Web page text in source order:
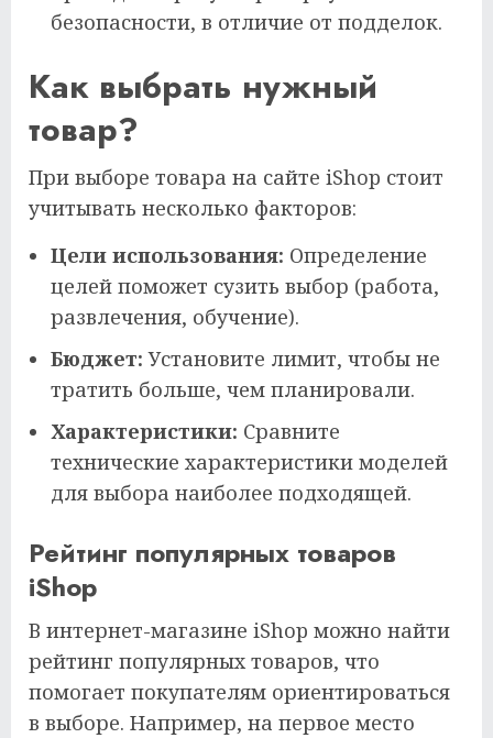
безопасности, в отличие от подделок.
Как выбрать нужный
товар?
При выборе товара на сайте iShop стоит
учитывать несколько факторов:
Цели использования: Определение
целей поможет сузить выбор (работа,
развлечения, обучение).
Бюджет: Установите лимит, чтобы не
тратить больше, чем планировали.
Характеристики: Сравните
технические характеристики моделей
для выбора наиболее подходящей.
Рейтинг популярных товаров
iShop
В интернет-магазине iShop можно найти
рейтинг популярных товаров, что
помогает покупателям ориентироваться
в выборе. Например, на первое место